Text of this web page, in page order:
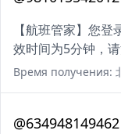
【航班管家】您
效时间为5分钟，请
Время получения:
@634948149462